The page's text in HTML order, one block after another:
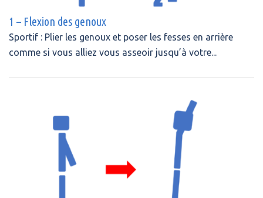
1 – Flexion des genoux
Sportif : Plier les genoux et poser les fesses en arrière
comme si vous alliez vous asseoir jusqu’à votre...